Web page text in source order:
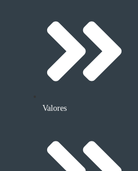
Valores